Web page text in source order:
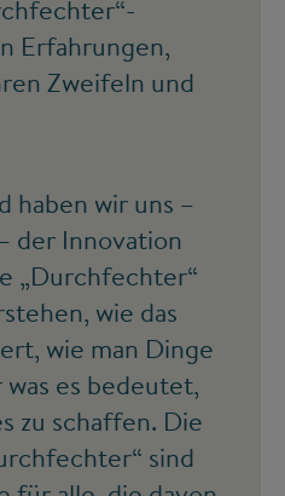
Erfahrungen,
Zweifeln und
haben wir uns –
der Innovation
„Durchfechter“
wie das
wie man Dinge
es bedeutet,
zu schaffen. Die
sind